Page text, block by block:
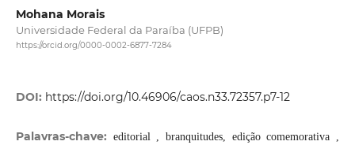
Mohana Morais
Universidade Federal da Paraíba (UFPB)
https://orcid.org/0000-0002-6877-7284
DOI: https://doi.org/10.46906/caos.n33.72357.p7-12
Palavras-chave: editorial , branquitudes, edição comemorativa ,